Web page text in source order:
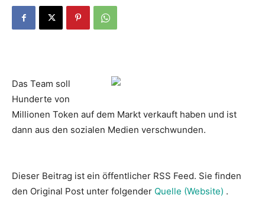
Das Team soll
Hunderte von
Millionen Token auf dem Markt verkauft haben und ist
dann aus den sozialen Medien verschwunden.
Dieser Beitrag ist ein öffentlicher RSS Feed. Sie finden
den Original Post unter folgender Quelle (Website) .